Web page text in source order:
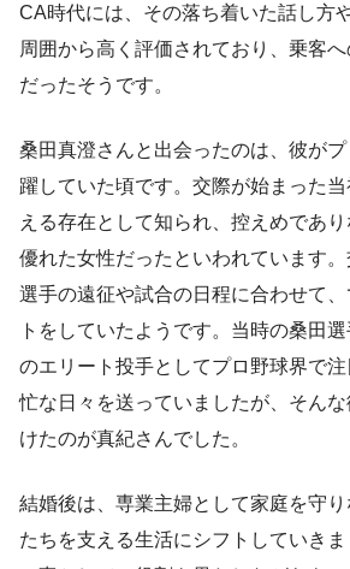
CA時代には、その落ち着いた話し方
周囲から高く評価されており、乗客
だったそうです。
桑田真澄さんと出会ったのは、彼が
躍していた頃です。交際が始まった
える存在として知られ、控えめであ
優れた女性だったといわれています
選手の遠征や試合の日程に合わせて
トをしていたようです。当時の桑田
のエリート投手としてプロ野球界で
忙な日々を送っていましたが、そん
けたのが真紀さんでした。
結婚後は、専業主婦として家庭を守
たちを支える生活にシフトしていき